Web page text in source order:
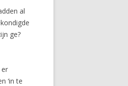
al
ge?
‘in te